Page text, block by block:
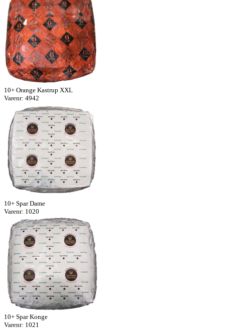
10+ Orange Kastrup XXL
Varenr: 4942
10+ Spar Dame
Varenr: 1020
10+ Spar Konge
Varenr: 1021